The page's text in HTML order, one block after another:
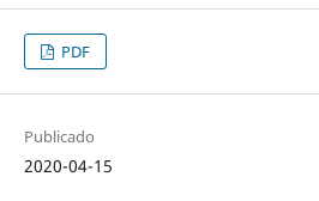
PDF
Publicado
2020-04-15